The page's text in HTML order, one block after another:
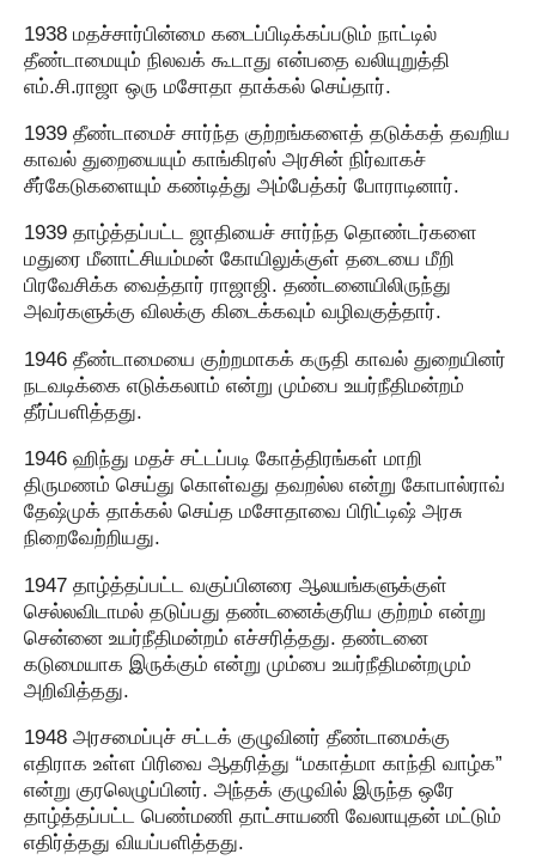
1938 மதச்சார்பின்மை கடைப்பிடிக்கப்படும் நாட்டில்
தீண்டாமையும் நிலவக் கூடாது என்பதை வலியுறுத்தி
எம்.சி.ராஜா ஒரு மசோதா தாக்கல் செய்தார்.
1939 தீண்டாமைச் சார்ந்த குற்றங்களைத் தடுக்கத் தவறிய
காவல் துறையையும் காங்கிரஸ் அரசின் நிர்வாகச்
சீர்கேடுகளையும் கண்டித்து அம்பேத்கர் போராடினார்.
1939 தாழ்த்தப்பட்ட ஜாதியைச் சார்ந்த தொண்டர்களை
மதுரை மீனாட்சியம்மன் கோயிலுக்குள் தடையை மீறி
பிரவேசிக்க வைத்தார் ராஜாஜி. தண்டனையிலிருந்து
அவர்களுக்கு விலக்கு கிடைக்கவும் வழிவகுத்தார்.
1946 தீண்டாமையை குற்றமாகக் கருதி காவல் துறையினர்
நடவடிக்கை எடுக்கலாம் என்று மும்பை உயர்நீதிமன்றம்
தீர்ப்பளித்தது.
1946 ஹிந்து மதச் சட்டப்படி கோத்திரங்கள் மாறி
திருமணம் செய்து கொள்வது தவறல்ல என்று கோபால்ராவ்
தேஷ்முக் தாக்கல் செய்த மசோதாவை பிரிட்டிஷ் அரசு
நிறைவேற்றியது.
1947 தாழ்த்தப்பட்ட வகுப்பினரை ஆலயங்களுக்குள்
செல்லவிடாமல் தடுப்பது தண்டனைக்குரிய குற்றம் என்று
சென்னை உயர்நீதிமன்றம் எச்சரித்தது. தண்டனை
கடுமையாக இருக்கும் என்று மும்பை உயர்நீதிமன்றமும்
அறிவித்தது.
1948 அரசமைப்புச் சட்டக் குழுவினர் தீண்டாமைக்கு
எதிராக உள்ள பிரிவை ஆதரித்து “மகாத்மா காந்தி வாழ்க”
என்று குரலெழுப்பினர். அந்தக் குழுவில் இருந்த ஒரே
தாழ்த்தப்பட்ட பெண்மணி தாட்சாயணி வேலாயுதன் மட்டும்
எதிர்த்தது வியப்பளித்தது.